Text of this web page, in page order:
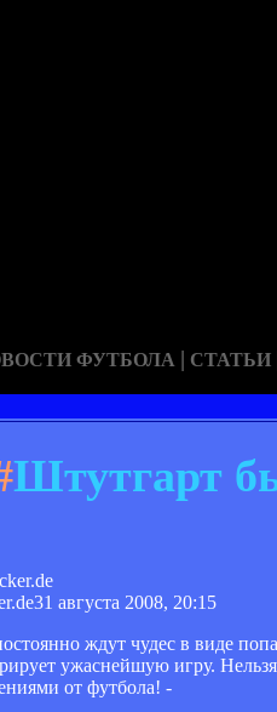
ФУТБОЛА | СТАТЬИ
Штутгарт
31 августа 2008, 20:15
ждут чудес в виде
ужаснейшую игру.
от футбола! -